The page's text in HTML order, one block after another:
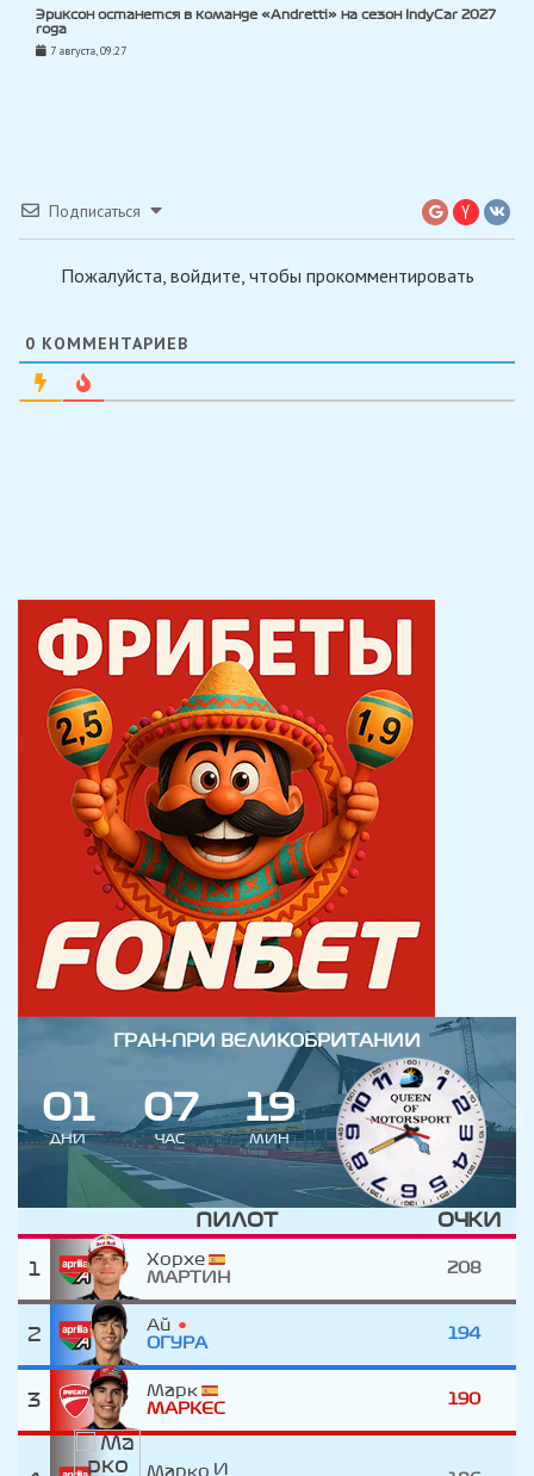
Эриксон останется в команде «Andretti» на сезон IndyCar 2027
года
7 августа, 09:27
Подписаться
Пожалуйста, войдите, чтобы прокомментировать
0 КОММЕНТАРИЕВ
ГРАН-ПРИ ВЕЛИКОБРИТАНИИ
01
ДНИ
07
ЧАС
19
МИН
ПИЛОТ ОЧКИ
1
Хорхе
МАРТИН
208
2
Ай
ОГУРА
194
3
Марк
МАРКЕС
190
Марко